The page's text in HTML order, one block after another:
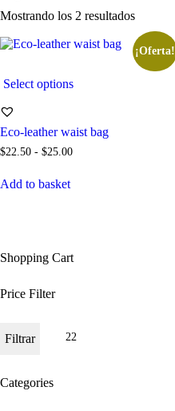
Mostrando los 2 resultados
¡Oferta!
Select options
Eco-leather waist bag
$22 50 - $25 00
Add to basket
Shopping Cart
Price Filter
Filtrar
Categories